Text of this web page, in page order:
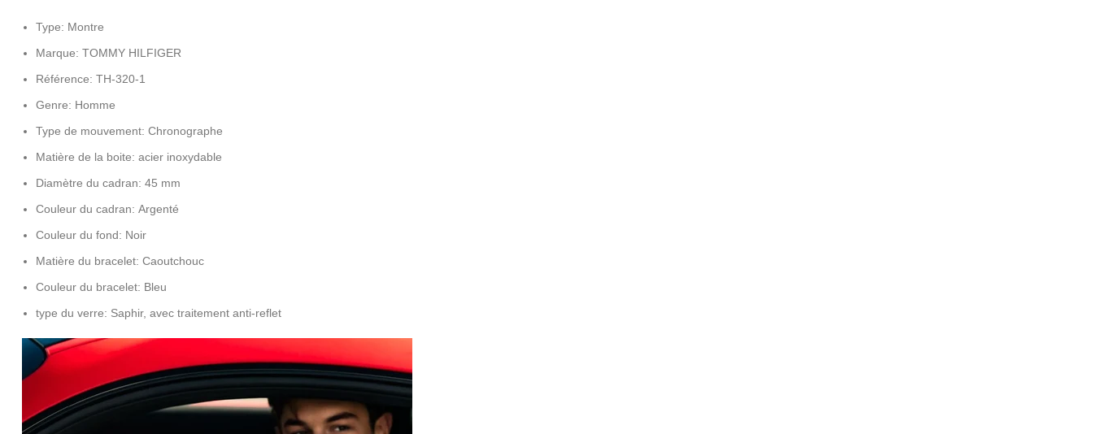
Type: Montre
Marque: TOMMY HILFIGER
Référence: TH-320-1
Genre: Homme
Type de mouvement: Chronographe
Matière de la boite: acier inoxydable
Diamètre du cadran: 45 mm
Couleur du cadran: Argenté
Couleur du fond: Noir
Matière du bracelet: Caoutchouc
Couleur du bracelet: Bleu
type du verre: Saphir, avec traitement anti-reflet